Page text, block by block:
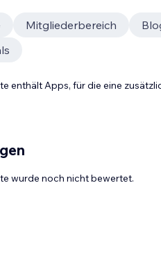
Mitgliederbereich
enthält Apps, für die eine
wurde noch nicht bewertet.